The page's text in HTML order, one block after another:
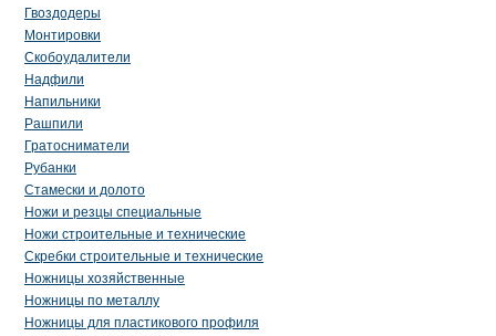
Гвоздодеры
Монтировки
Скобоудалители
Надфили
Напильники
Рашпили
Гратосниматели
Рубанки
Стамески и долото
Ножи и резцы специальные
Ножи строительные и технические
Скребки строительные и технические
Ножницы хозяйственные
Ножницы по металлу
Ножницы для пластикового профиля